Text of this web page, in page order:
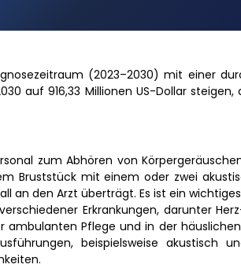
(2023–2030) mit einer
auf 916,33 Millionen US-Dollar steigen,
zum Abhören von
Bruststück mit einem oder zwei
an den Arzt überträgt. Es ist ein
Erkrankungen, darunter
ambulanten Pflege und in der
beispielsweise akustisch